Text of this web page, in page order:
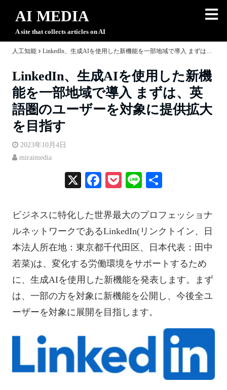
AI MEDIA
A site that collects articles on AI
人工知能 LinkedIn、生成AIを使用した新機能を一部地域で導入 まずは、英語圏のユーザーを対象に提供拡大を目指す
LinkedIn、生成AIを使用した新機
能を一部地域で導入 まずは、英
語圏のユーザーを対象に提供拡大
を目指す
2023年10月4日
miraimedia
X
Fa
bo
ok
P
ke
t
Li
ビジネスに特化した世界最大のプロフェッショナ
ルネットワークであるLinkedIn(リンクトイン、日
本法人所在地：東京都千代田区、日本代表：田中
若菜)は、変化する労働環境をサポートするため
に、生成AIを使用した新機能を発表します。まず
は、一部の方を対象に新機能を公開し、今後全ユ
ーザーを対象に展開を目指します。